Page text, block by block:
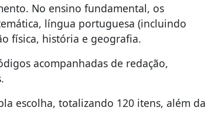
No ensino fundamental, os
língua portuguesa (incluindo
física, história e geografia.
acompanhadas de redação,
escolha, totalizando 120 itens, além da